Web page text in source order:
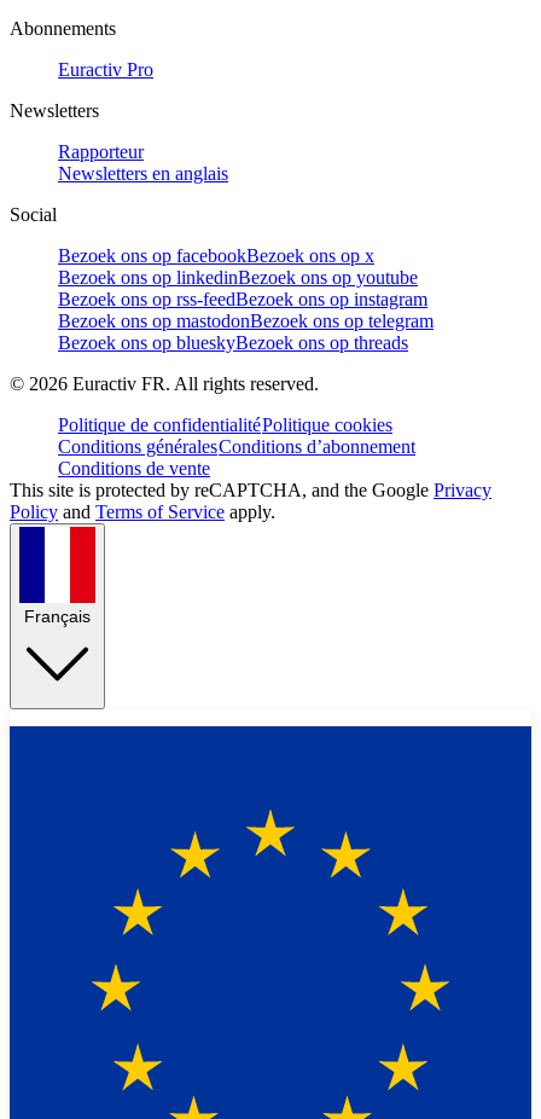
Abonnements
Euractiv Pro
Newsletters
Rapporteur
Newsletters en anglais
Social
Bezoek ons op facebookBezoek ons op x
Bezoek ons op linkedinBezoek ons op youtube
Bezoek ons op rss-feedBezoek ons op instagram
Bezoek ons op mastodonBezoek ons op telegram
Bezoek ons op blueskyBezoek ons op threads
© 2026 Euractiv FR. All rights reserved.
Politique de confidentialitéPolitique cookies
Conditions généralesConditions d’abonnement
Conditions de vente
This site is protected by reCAPTCHA, and the Google Privacy
Policy and Terms of Service apply.
Français